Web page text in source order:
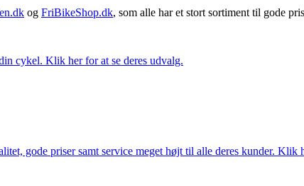
og FriBikeShop.dk, som alle har et stort sortiment til gode
cykel. Klik her for at se deres udvalg.
gode priser samt service meget højt til alle deres kunder. Klik